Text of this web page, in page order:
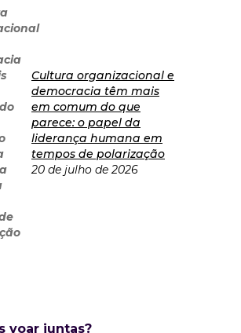
Cultura organizacional e
democracia têm mais
em comum do que
parece: o papel da
liderança humana em
tempos de polarização
20 de julho de 2026